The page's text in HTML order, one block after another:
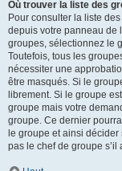
Où trouver la liste des
Pour consulter la liste
depuis votre panneau de
groupes, sélectionnez le
Toutefois, tous les
nécessiter une
être masqués. Si le
librement. Si le groupe
groupe mais votre
groupe. Ce dernier
le groupe et ainsi
pas le chef de groupe